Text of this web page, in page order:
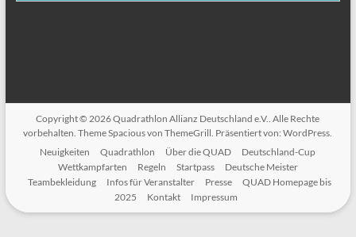
Copyright © 2026Quadrathlon Allianz Deutschland e.V. . Alle Rechte
vorbehalten. ThemeSpaciousvon ThemeGrill. Präsentiert von:WordPress
Neuigkeiten
Quadrathlon Über die QUAD
Deutschland-Cup
Wettkampfarten
Regeln Startpass
Deutsche Meister
Teambekleidung
Infos für Veranstalter Presse
QUAD Homepage bis
2025
Kontakt Impressum